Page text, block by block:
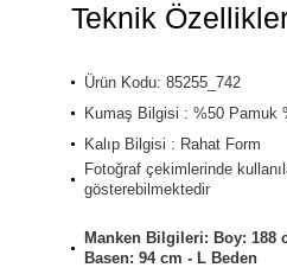
Teknik
Ürün Kodu: 85255_742
Kumaş Bilgisi : %50 Pamuk
Kalıp Bilgisi : Rahat Form
Fotoğraf çekimlerinde
gösterebilmektedir
Manken Bilgileri: Boy: 188
Basen: 94 cm - L Beden